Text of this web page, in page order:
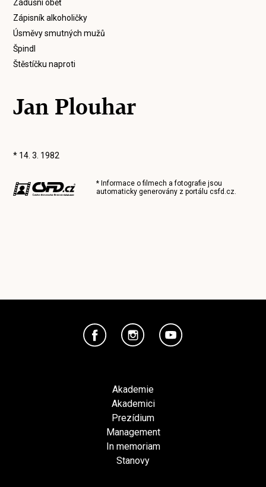
Zádušní oběť
Zápisník alkoholičky
Úsměvy smutných mužů
Špindl
Štěstíčku naproti
Jan Plouhar
* 14. 3. 1982
* Informace o filmech a fotografie jsou
automaticky generovány z portálucsfd.cz.
Akademie
Akademici
Prezídium
Management
In memoriam
Stanovy